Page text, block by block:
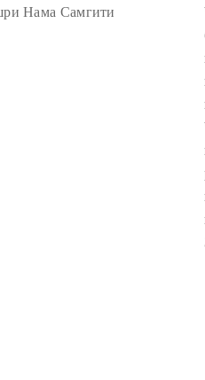
Нама Самгити